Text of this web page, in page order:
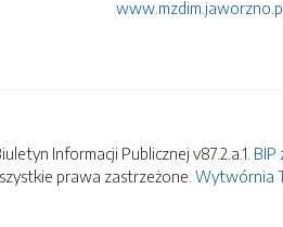
Informacji Publicznej v87.2.a.1. BIP
prawa zastrzeżone. Wytwórnia